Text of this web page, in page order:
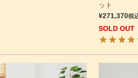
ット
¥271,370税
SOLD OUT